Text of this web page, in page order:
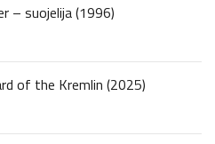
– suojelija (1996)
of the Kremlin (2025)